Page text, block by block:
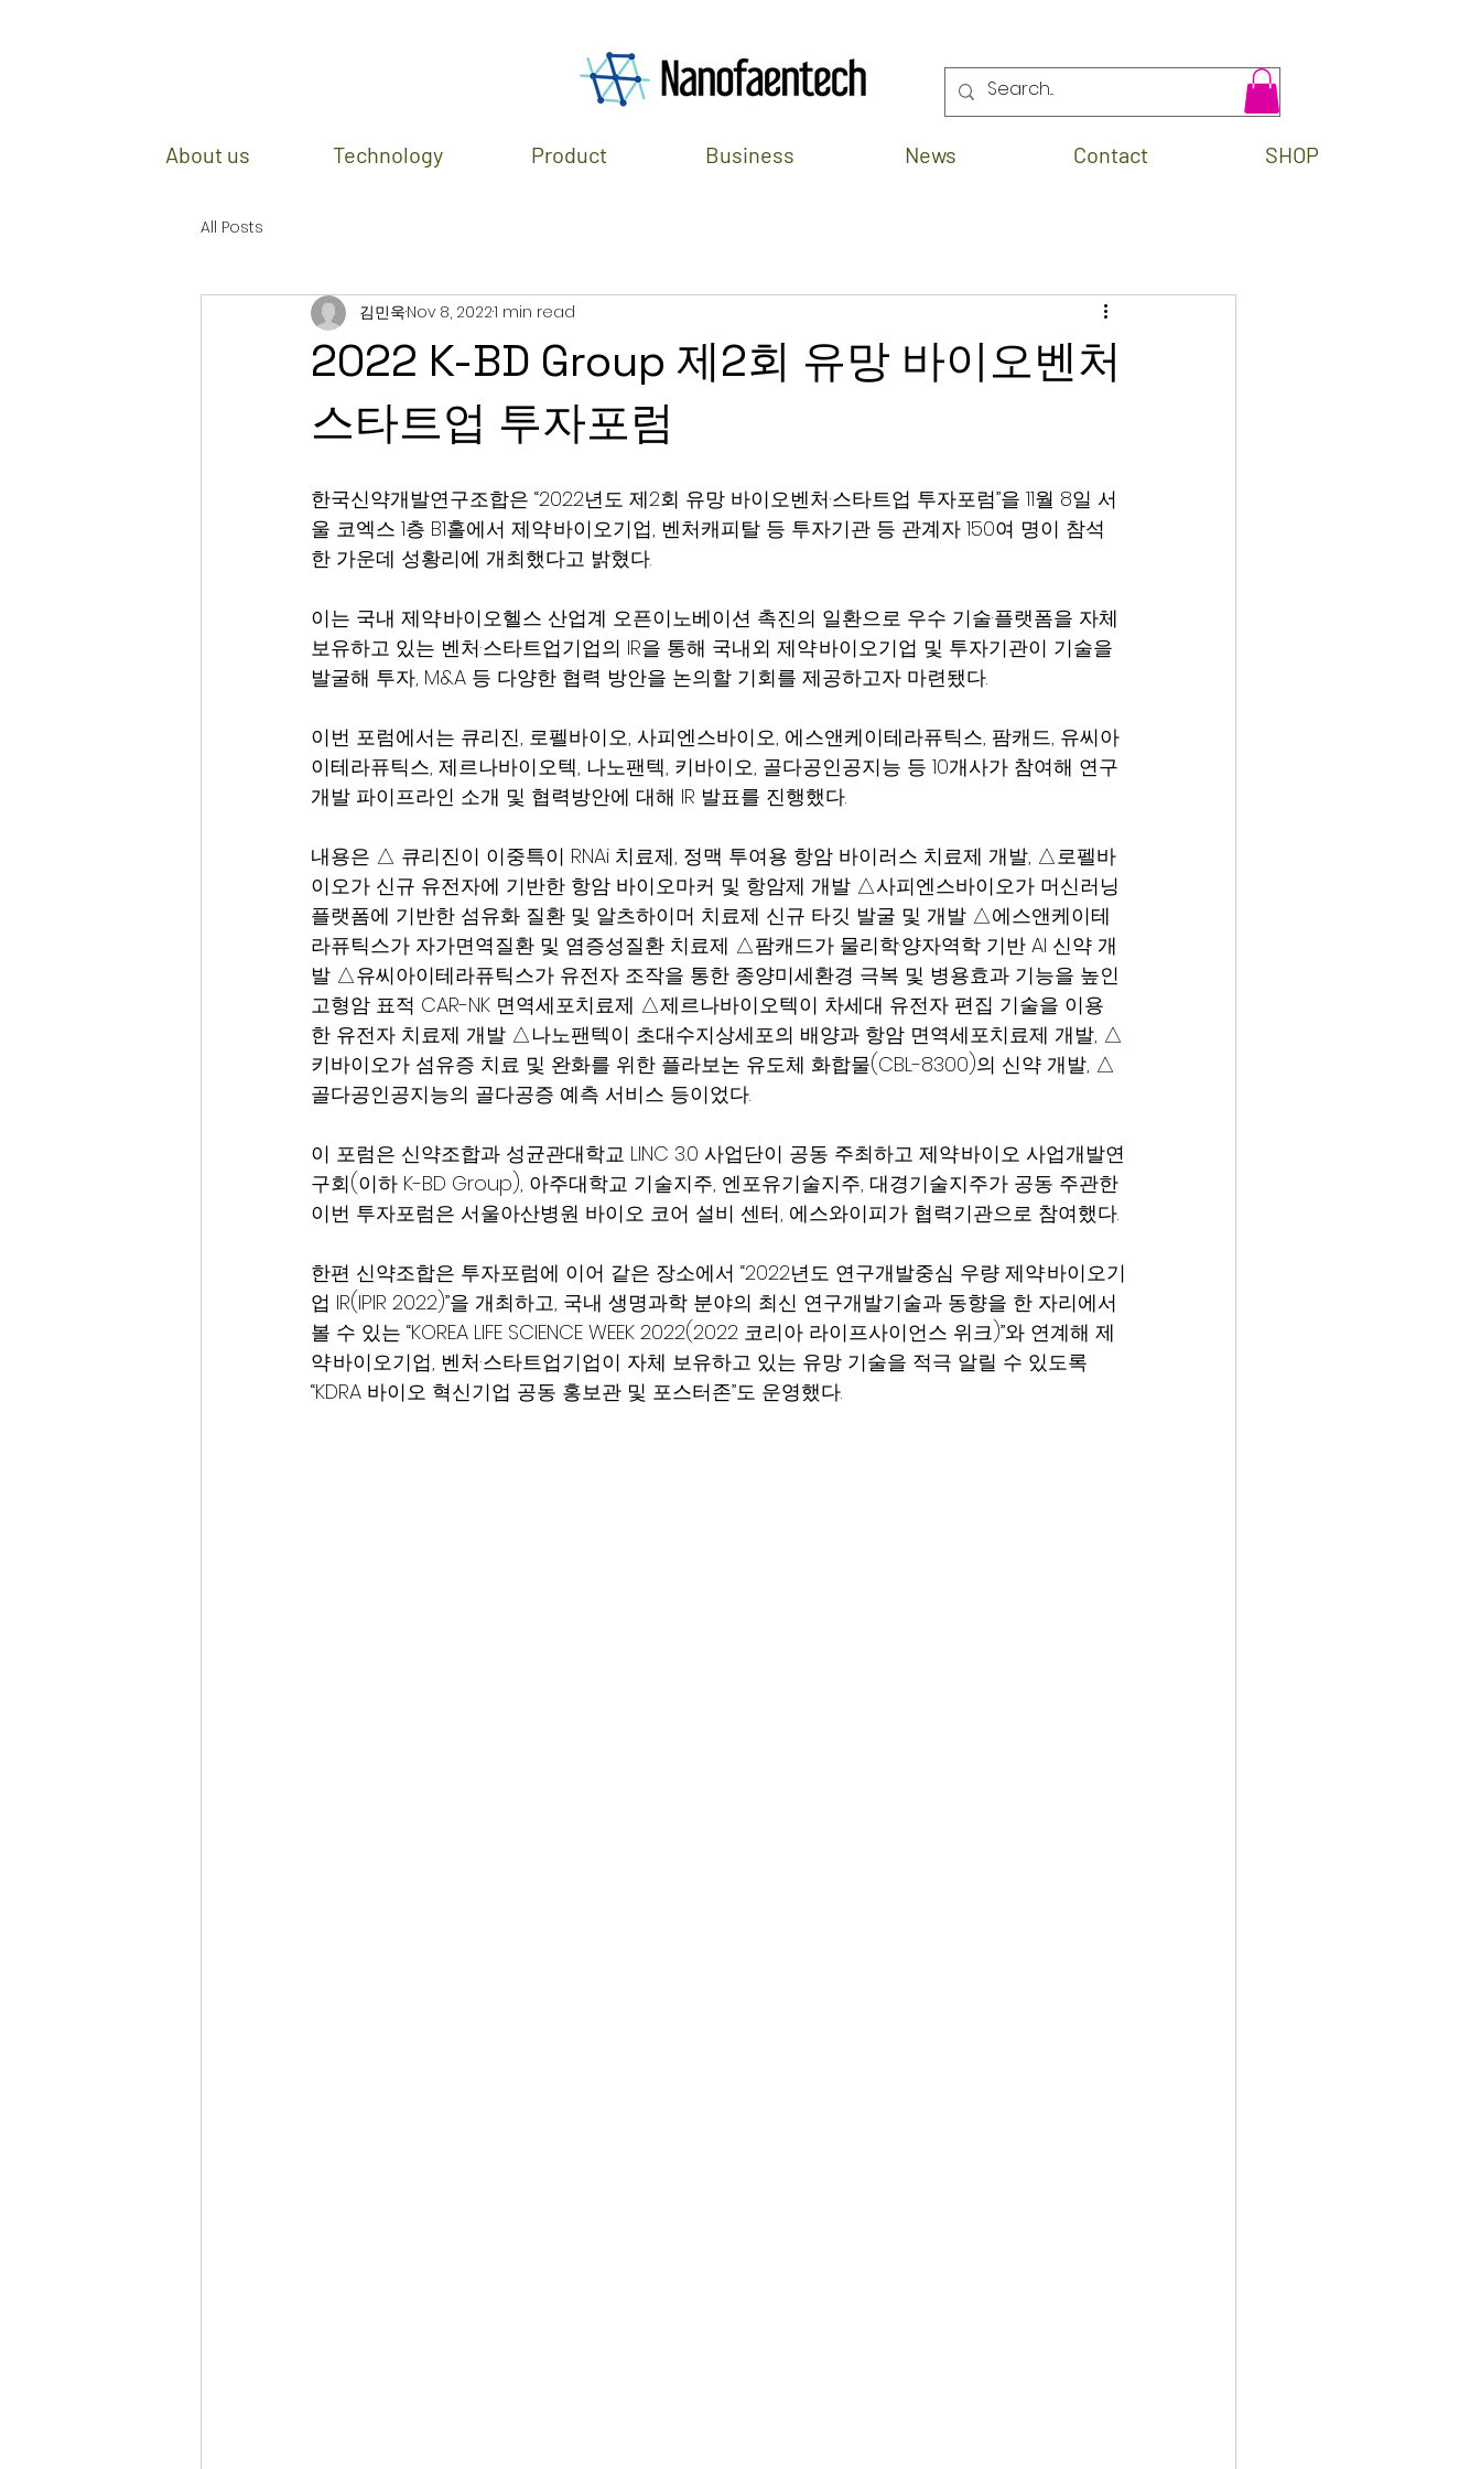
About us Technology Product Business News Contact SHOP
All Posts
2022 K-BD Group 제2회 유망 바이오벤처
스타트업 투자포럼
김민욱Nov 8, 20221 min read
한국신약개발연구조합은 “2022년도 제2회 유망 바이오벤처·스타트업 투자포럼”을 11월 8일 서
울 코엑스 1층 B1홀에서 제약·바이오기업, 벤처캐피탈 등 투자기관 등 관계자 150여 명이 참석
한 가운데 성황리에 개최했다고 밝혔다.
이는 국내 제약·바이오헬스 산업계 오픈이노베이션 촉진의 일환으로 우수 기술·플랫폼을 자체
보유하고 있는 벤처·스타트업기업의 IR을 통해 국내외 제약·바이오기업 및 투자기관이 기술을
발굴해 투자, M&A 등 다양한 협력 방안을 논의할 기회를 제공하고자 마련됐다.
이번 포럼에서는 큐리진, 로펠바이오, 사피엔스바이오, 에스앤케이테라퓨틱스, 팜캐드, 유씨아
이테라퓨틱스, 제르나바이오텍, 나노팬텍, 키바이오, 골다공인공지능 등 10개사가 참여해 연구
개발 파이프라인 소개 및 협력방안에 대해 IR 발표를 진행했다.
내용은 △ 큐리진이 이중특이 RNAi 치료제, 정맥 투여용 항암 바이러스 치료제 개발, △로펠바
이오가 신규 유전자에 기반한 항암 바이오마커 및 항암제 개발 △사피엔스바이오가 머신러닝
플랫폼에 기반한 섬유화 질환 및 알츠하이머 치료제 신규 타깃 발굴 및 개발 △에스앤케이테
라퓨틱스가 자가면역질환 및 염증성질환 치료제 △팜캐드가 물리학·양자역학 기반 AI 신약 개
발 △유씨아이테라퓨틱스가 유전자 조작을 통한 종양미세환경 극복 및 병용효과 기능을 높인
고형암 표적 CAR-NK 면역세포치료제 △제르나바이오텍이 차세대 유전자 편집 기술을 이용
한 유전자 치료제 개발 △나노팬텍이 초대수지상세포의 배양과 항암 면역세포치료제 개발, △
키바이오가 섬유증 치료 및 완화를 위한 플라보논 유도체 화합물(CBL-8300)의 신약 개발, △
골다공인공지능의 골다공증 예측 서비스 등이었다.
이 포럼은 신약조합과 성균관대학교 LINC 3.0 사업단이 공동 주최하고 제약·바이오 사업개발연
구회(이하 K-BD Group), 아주대학교 기술지주, 엔포유기술지주, 대경기술지주가 공동 주관한
이번 투자포럼은 서울아산병원 바이오 코어 설비 센터, 에스와이피가 협력기관으로 참여했다.
한편 신약조합은 투자포럼에 이어 같은 장소에서 “2022년도 연구개발중심 우량 제약·바이오기
업 IR(IPIR 2022)”을 개최하고, 국내 생명과학 분야의 최신 연구개발기술과 동향을 한 자리에서
볼 수 있는 “KOREA LIFE SCIENCE WEEK 2022(2022 코리아 라이프사이언스 위크)”와 연계해 제
약·바이오기업, 벤처·스타트업기업이 자체 보유하고 있는 유망 기술을 적극 알릴 수 있도록
“KDRA 바이오 혁신기업 공동 홍보관 및 포스터존”도 운영했다.